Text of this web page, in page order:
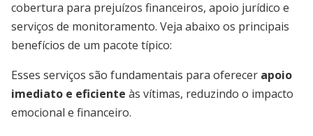
cobertura para prejuízos financeiros, apoio jurídico e
serviços de monitoramento. Veja abaixo os principais
benefícios de um pacote típico:
Esses serviços são fundamentais para oferecer apoio
imediato e eficiente às vítimas, reduzindo o impacto
emocional e financeiro.